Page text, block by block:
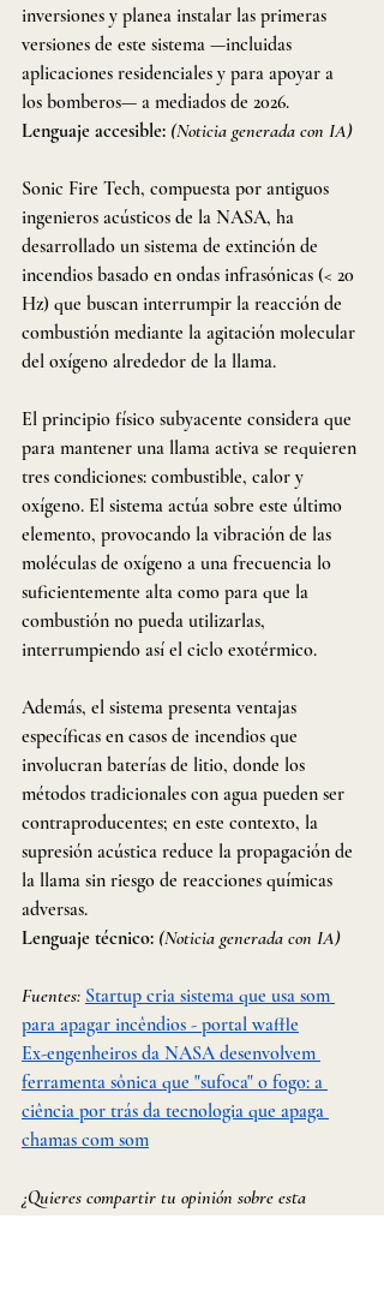
inversiones y planea instalar las primeras
versiones de este sistema —incluidas
aplicaciones residenciales y para apoyar a
los bomberos— a mediados de 2026.
Lenguaje accesible: (Noticia generada con IA)
Sonic Fire Tech, compuesta por antiguos
ingenieros acústicos de la NASA, ha
desarrollado un sistema de extinción de
incendios basado en ondas infrasónicas (< 20
Hz) que buscan interrumpir la reacción de
combustión mediante la agitación molecular
del oxígeno alrededor de la llama.
El principio físico subyacente considera que
para mantener una llama activa se requieren
tres condiciones: combustible, calor y
oxígeno. El sistema actúa sobre este último
elemento, provocando la vibración de las
moléculas de oxígeno a una frecuencia lo
suficientemente alta como para que la
combustión no pueda utilizarlas,
interrumpiendo así el ciclo exotérmico.
Además, el sistema presenta ventajas
específicas en casos de incendios que
involucran baterías de litio, donde los
métodos tradicionales con agua pueden ser
contraproducentes; en este contexto, la
supresión acústica reduce la propagación de
la llama sin riesgo de reacciones químicas
adversas.
Lenguaje técnico: (Noticia generada con IA)
Fuentes: Startup cria sistema que usa som
para apagar incêndios - portal waffle
Ex-engenheiros da NASA desenvolvem
ferramenta sônica que "sufoca" o fogo: a
ciência por trás da tecnologia que apaga
chamas com som
¿Quieres compartir tu opinión sobre esta